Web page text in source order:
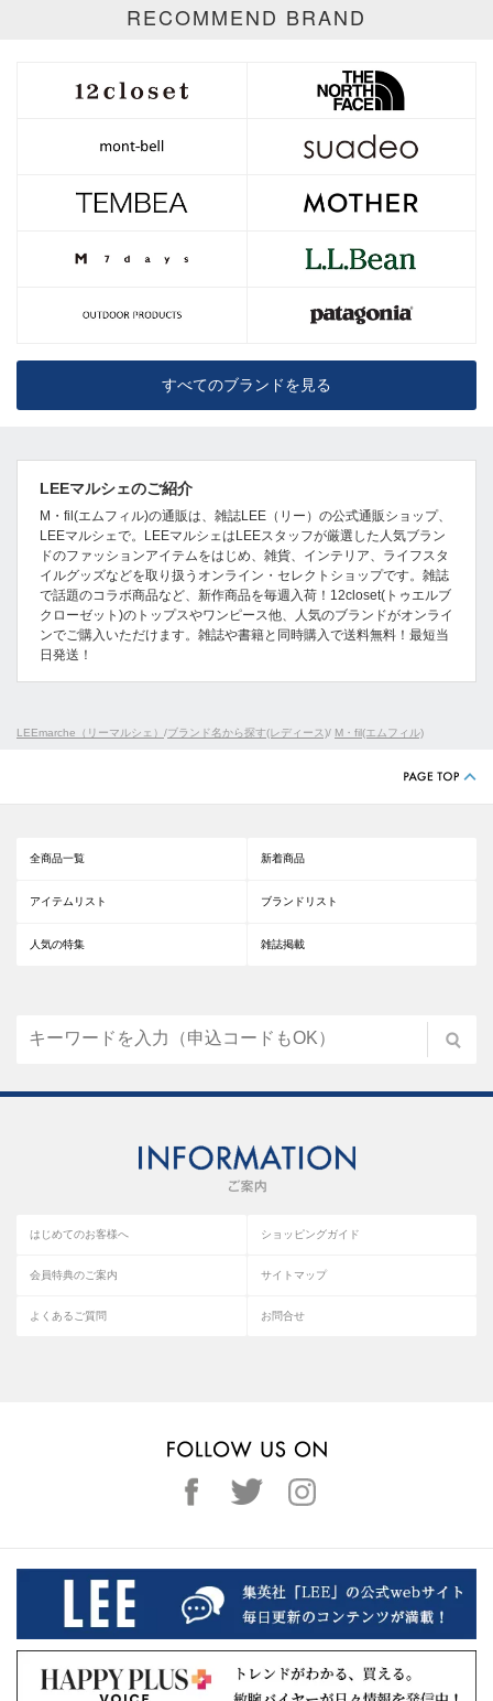
RECOMMEND BRAND
すべてのブランドを見る
LEEマルシェのご紹介
M・fil(エムフィル)の通販は、雑誌LEE（リー）の公式通販ショップ、
LEEマルシェで。LEEマルシェはLEEスタッフが厳選した人気ブラン
ドのファッションアイテムをはじめ、雑貨、インテリア、ライフスタ
イルグッズなどを取り扱うオンライン・セレクトショップです。雑誌
で話題のコラボ商品など、新作商品を毎週入荷！12closet(トゥエルブ
クローゼット)のトップスやワンピース他、人気のブランドがオンライ
ンでご購入いただけます。雑誌や書籍と同時購入で送料無料！最短当
日発送！
LEEmarche（リーマルシェ） /ブランド名から探す(レディース)/ M・fil(エムフィル)
全商品一覧 新着商品
アイテムリスト ブランドリスト
人気の特集 雑誌掲載
はじめてのお客様へ ショッピングガイド
会員特典のご案内 サイトマップ
よくあるご質問 お問合せ